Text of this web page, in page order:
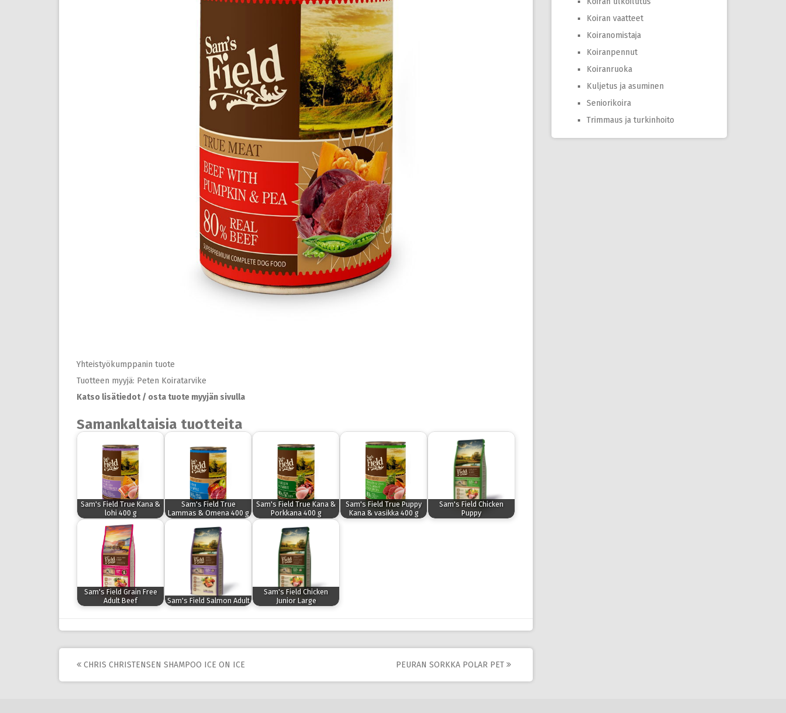
Yhteistyökumppanin tuote
Tuotteen myyjä: Peten Koiratarvike
Katso lisätiedot / osta tuote myyjän sivulla
Samankaltaisia tuotteita
Sam's Field True Kana &
lohi 400 g
Sam's Field True
Lammas & Omena 400 g
Sam's Field True Kana &
Porkkana 400 g
Sam's Field True Puppy
Kana & vasikka 400 g
Sam's Field Chicken
Puppy
Sam's Field Grain Free
Adult Beef
Sam's Field Salmon Adult
Sam's Field Chicken
Junior Large
Post
navigation
CHRIS CHRISTENSEN SHAMPOO ICE ON ICE PEURAN SORKKA POLAR PET
Koiran vaatteet
Koiranomistaja
Koiranpennut
Koiranruoka
Kuljetus ja asuminen
Seniorikoira
Trimmaus ja turkinhoito